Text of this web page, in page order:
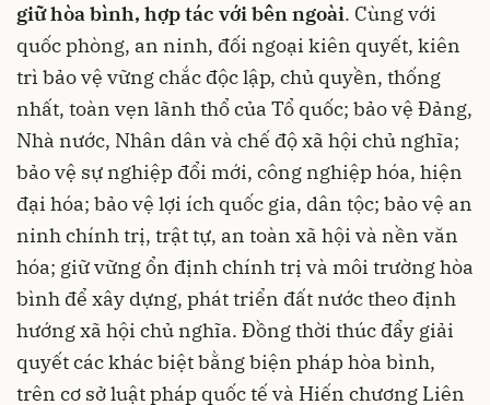
giữ hòa bình, hợp tác với bên ngoài. Cùng với
quốc phòng, an ninh, đối ngoại kiên quyết, kiên
trì bảo vệ vững chắc độc lập, chủ quyền, thống
nhất, toàn vẹn lãnh thổ của Tổ quốc; bảo vệ Đảng,
Nhà nước, Nhân dân và chế độ xã hội chủ nghĩa;
bảo vệ sự nghiệp đổi mới, công nghiệp hóa, hiện
đại hóa; bảo vệ lợi ích quốc gia, dân tộc; bảo vệ an
ninh chính trị, trật tự, an toàn xã hội và nền văn
hóa; giữ vững ổn định chính trị và môi trường hòa
bình để xây dựng, phát triển đất nước theo định
hướng xã hội chủ nghĩa. Đồng thời thúc đẩy giải
quyết các khác biệt bằng biện pháp hòa bình,
trên cơ sở luật pháp quốc tế và Hiến chương Liên